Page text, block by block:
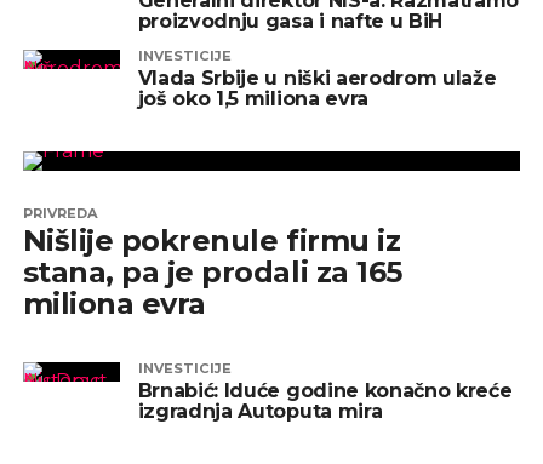
proizvodnju gasa i nafte u BiH
INVESTICIJE
Vlada Srbije u niški aerodrom ulaže
još oko 1,5 miliona evra
PRIVREDA
Nišlije pokrenule firmu iz
stana, pa je prodali za 165
miliona evra
INVESTICIJE
Brnabić: Iduće godine konačno kreće
izgradnja Autoputa mira